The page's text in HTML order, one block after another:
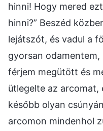
hinni! Hogy mered
hinni?” Beszéd
lejátszót, és vadul a
gyorsan
férjem megütött és
ütlegelte az arcomat,
később olyan
arcomon mindenhol